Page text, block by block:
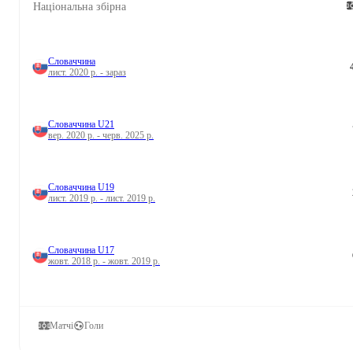
Національна збірна
Словаччина
лист. 2020 р. - зараз
Словаччина U21
вер. 2020 р. - черв. 2025 р.
Словаччина U19
лист. 2019 р. - лист. 2019 р.
Словаччина U17
жовт. 2018 р. - жовт. 2019 р.
Матчі Голи